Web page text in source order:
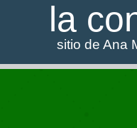
la
sitio de Ana